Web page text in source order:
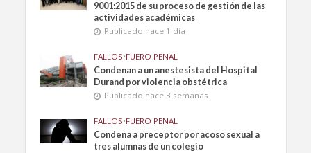
9001:2015 de su proceso de gestión de las
actividades académicas
Publicado hace 1 día
FALLOS•FUERO PENAL
Condenan a un anestesista del Hospital
Durand por violencia obstétrica
Publicado hace 3 semanas
FALLOS•FUERO PENAL
Condena a preceptor por acoso sexual a
tres alumnas de un colegio